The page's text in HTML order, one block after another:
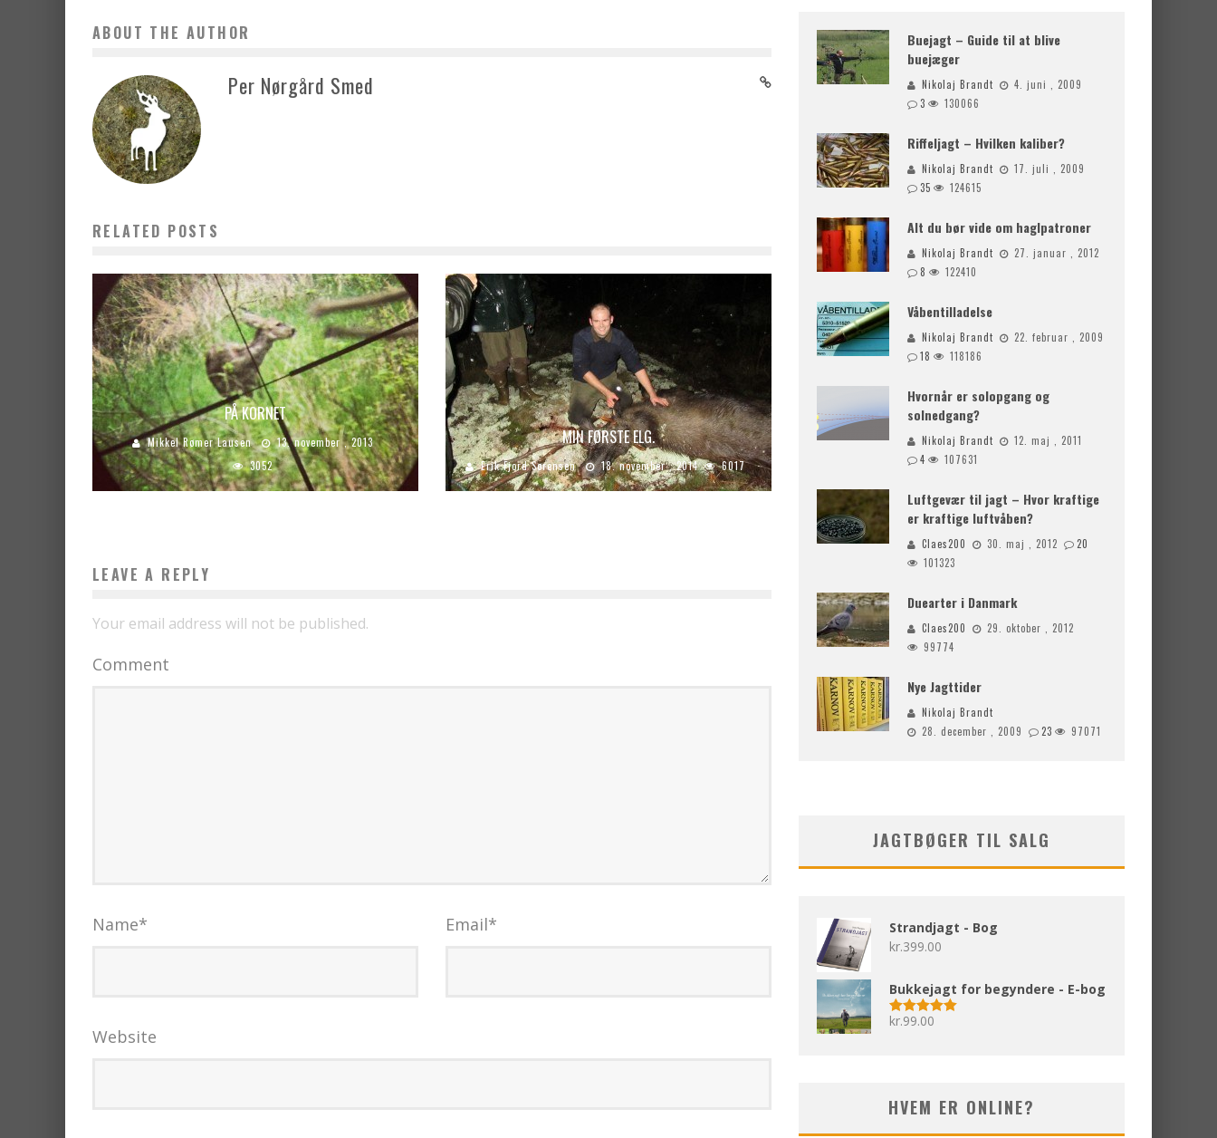
ABOUT THE AUTHOR
Per Nørgård Smed
RELATED POSTS
PÅ KORNET
Mikkel Rømer Lausen
13. november , 2013
3052
MIN FØRSTE ELG.
Erik Fjord Sørensen 18. november , 2014 6017
LEAVE A REPLY
Your email address will not be published.
Comment
Name* Email*
Website
Buejagt – Guide til at blive
buejæger
Nikolaj Brandt
4. juni , 2009
3
130066
Riffeljagt – Hvilken kaliber?
Nikolaj Brandt
17. juli , 2009
35
124615
Alt du bør vide om haglpatroner
Nikolaj Brandt
27. januar , 2012
8
122410
Våbentilladelse
Nikolaj Brandt
22. februar , 2009
18
118186
Hvornår er solopgang og
solnedgang?
Nikolaj Brandt
12. maj , 2011
4
107631
Luftgevær til jagt – Hvor kraftige
er kraftige luftvåben?
Claes200 30. maj , 2012
20
101323
Duearter i Danmark
Claes200
29. oktober , 2012
99774
Nye Jagttider
Nikolaj Brandt
28. december , 2009
23 97071
JAGTBØGER TIL SALG
Strandjagt - Bog
kr.399.00
Bukkejagt for begyndere - E-bog
Vurderet
kr.99.00
HVEM ER ONLINE?